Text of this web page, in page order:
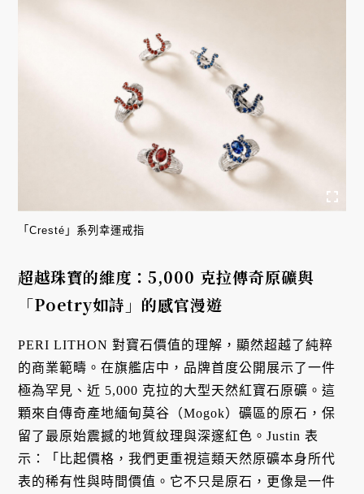
「Cresté」系列幸運戒指
超越珠寶的維度：5,000 克拉傳奇原礦與
「Poetry如詩」的感官漫遊
PERI LITHON 對寶石價值的理解，顯然超越了純粹
的商業範疇 。在旗艦店中，品牌首度公開展示了一件
極為罕見、近 5,000 克拉的大型天然紅寶石原礦 。這
顆來自傳奇產地緬甸莫谷（Mogok）礦區的原石，保
留了最原始震撼的地質紋理與深邃紅色 。Justin 表
示：「比起價格，我們更重視這類天然原礦本身所代
表的稀有性與時間價值 。它不只是原石，更像是一件